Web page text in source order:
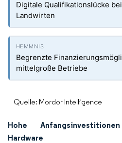
Digitale Qualifikationslücke
Landwirten
Begrenzte
mittelgroße Betriebe
Quelle: Mordor Intelligence
Hohe
Hardware